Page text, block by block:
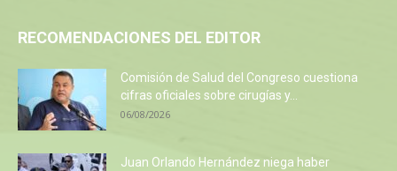
RECOMENDACIONES DEL EDITOR
Comisión de Salud del Congreso cuestiona
cifras oficiales sobre cirugías y...
06/08/2026
Juan Orlando Hernández niega haber